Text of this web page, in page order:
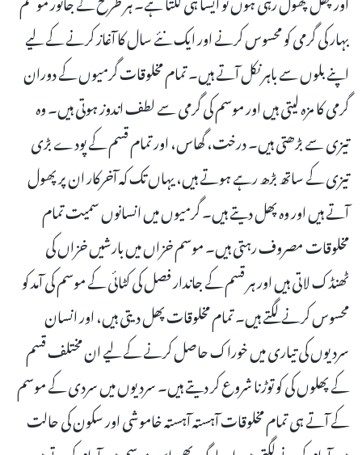
بہار کی گرمی کو محسوس کرنے اور ایک نئے سال کا آغاز کرنے کے لیے
اپنے بلوں سے باہر نکل آتے ہیں۔ تمام مخلوقات گرمیوں کے دوران
گرمی کا مزہ لیتی ہیں اور موسم کی گرمی سے لطف اندوز ہوتی ہیں۔ وہ
تیزی سے بڑھتی ہیں۔ درخت، گھاس، اور تمام قسم کے پودے بڑی
تیزی کے ساتھ بڑھ رہے ہوتے ہیں، یہاں تک کہ آخرکار ان پر پھول
آتے ہیں اور وہ پھل دیتے ہیں۔ گرمیوں میں انسانوں سمیت تمام
مخلوقات مصروف رہتی ہیں۔ موسم خزاں میں بارشیں خزاں کی
ٹھنڈک لاتی ہیں اور ہر قسم کے جاندار فصل کی کٹائی کے موسم کی آمد کو
محسوس کرنے لگتے ہیں۔ تمام مخلوقات پھل دیتی ہیں، اور انسان
سردیوں کی تیاری میں خوراک حاصل کرنے کے لیے ان مختلف قسم
کے پھلوں کی کو توڑنا شروع کر دیتے ہیں۔ سردیوں میں سردی کے موسم
کے آتے ہی تمام مخلوقات آہستہ آہستہ خاموشی اور سکون کی حالت